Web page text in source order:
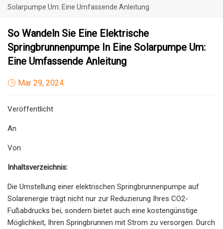
Solarpumpe Um: Eine Umfassende Anleitung
So Wandeln Sie Eine Elektrische
Springbrunnenpumpe In Eine Solarpumpe Um:
Eine Umfassende Anleitung
Mar 29, 2024
Veröffentlicht
An
Von
Inhaltsverzeichnis:
Die Umstellung einer elektrischen Springbrunnenpumpe auf
Solarenergie trägt nicht nur zur Reduzierung Ihres CO2-
Fußabdrucks bei, sondern bietet auch eine kostengünstige
Möglichkeit, Ihren Springbrunnen mit Strom zu versorgen. Durch